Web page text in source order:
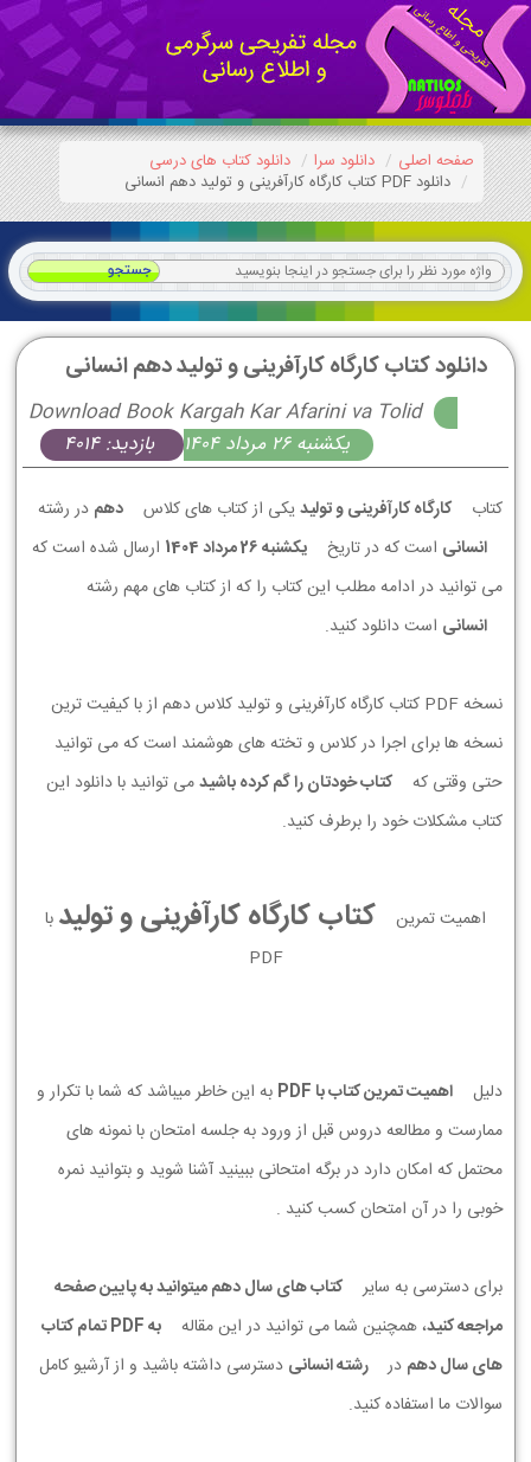
صفحه اصلی دانلود سرا
دانلود کتاب های درسی
دانلود PDF کتاب کارگاه کارآفرینی و تولید دهم انسانی
دانلود کتاب کارگاه کارآفرینی و تولید دهم انسانی
Download Book Kargah Kar Afarini va Tolid
يكشنبه 26 مرداد 1404
بازدید: 4014
کتاب کارگاه کارآفرینی و تولیدیکی از کتاب های کلاس دهم در رشته
انسانی است که در تاریخ يكشنبه 26 مرداد 1404
ارسال شده است که
می توانید در ادامه مطلب این کتاب را که از کتاب های مهم رشته
انسانی است دانلود کنید.
نسخه PDF کتاب کارگاه کارآفرینی و تولید کلاس دهم از با کیفیت ترین
نسخه ها برای اجرا در کلاس و تخته های هوشمند است که می توانید
حتی وقتی که
کتاب خودتان را گم کرده باشیدمی توانید با دانلود این
کتاب مشکلات خود را برطرف کنید.
اهمیت تمرین کتاب کارگاه کارآفرینی و تولید با
PDF
دلیل اهمیت تمرین کتاب با PDF
به این خاطر میباشد که شما با تکرار و
ممارست و مطالعه دروس قبل از ورود به جلسه امتحان با نمونه های
محتمل که امکان دارد در برگه امتحانی ببینید آشنا شوید و بتوانید نمره
خوبی را در آن امتحان کسب کنید .
برای دسترسی به سایر
کتاب های سال دهم میتوانید به پایین صفحه
مراجعه کنید، همچنین شما می توانید در این مقاله
به PDF تمام کتاب
های سال دهم در رشته انسانی دسترسی داشته باشید و از آرشیو کامل
سوالات ما استفاده کنید.